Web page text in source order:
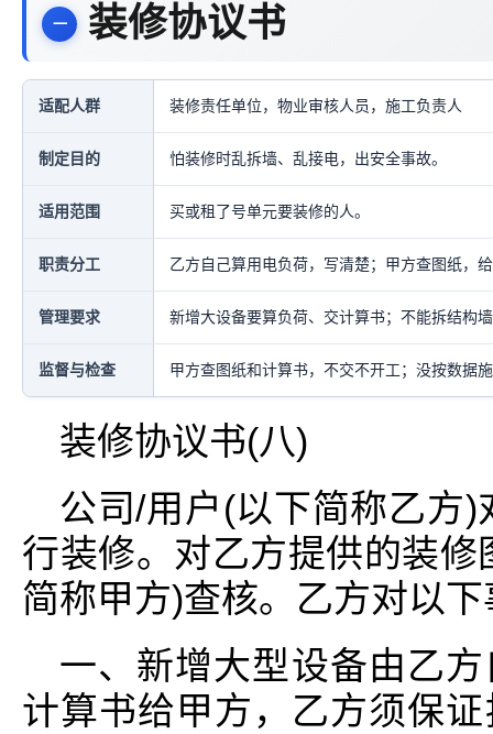
装修协议书
适配人群 装修责任单位，物业审核人员，施工负责人
制定目的 怕装修时乱拆墙、乱接电，出安全事故。
适用范围 买或租了号单元要装修的人。
职责分工 乙方自己算用电负荷，写清楚；甲方查图纸，
管理要求 新增大设备要算负荷、交计算书；不能拆结构
监督与检查 甲方查图纸和计算书，不交不开工；没按数据
装修协议书(八)
公司/用户(以下简称乙方
行装修。对乙方提供的装
简称甲方)查核。乙方对以
一、新增大型设备由乙
计算书给甲方，乙方须保